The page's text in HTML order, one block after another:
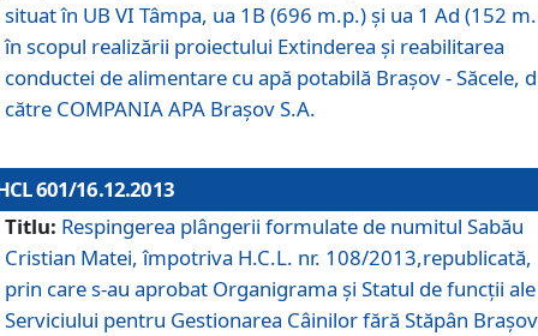
situat în UB VI Tâmpa, ua 1B (696 m.p.) şi ua 1 Ad (152
în scopul realizării proiectului Extinderea şi reabilitarea
conductei de alimentare cu apă potabilă Braşov - Săcele,
către COMPANIA APA Braşov S.A.
601/16.12.2013
Titlu: Respingerea plângerii formulate de numitul Sabău
Cristian Matei, împotriva H.C.L. nr. 108/2013,republicată,
prin care s-au aprobat Organigrama şi Statul de funcţii ale
Serviciului pentru Gestionarea Câinilor fără Stăpân